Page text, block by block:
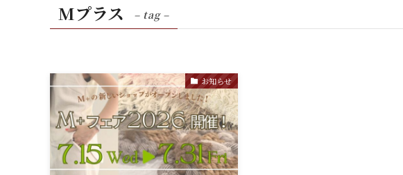
Mプラス – tag –
お知らせ